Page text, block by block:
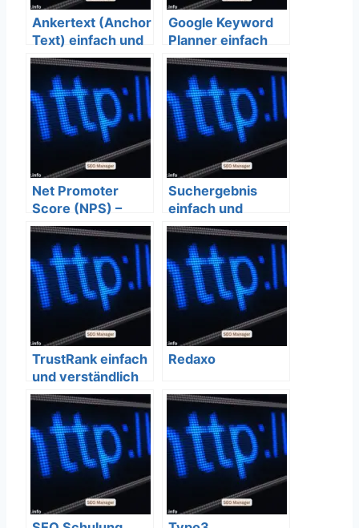
Ankertext (Anchor
Text) einfach und
verständlich
erklärt – SEO
Bedeutung
Google Keyword
Planner einfach
und verständlich
erklärt – SEO
Bedeutung
Net Promoter
Score (NPS) –
Definition,
Messung, Pro &
Cons einfach und
verständlich
erklärt – SEO
Bedeutung
Suchergebnis
einfach und
verständlich
erklärt – SEO
Bedeutung
TrustRank einfach
und verständlich
erklärt – SEO
Bedeutung
Redaxo